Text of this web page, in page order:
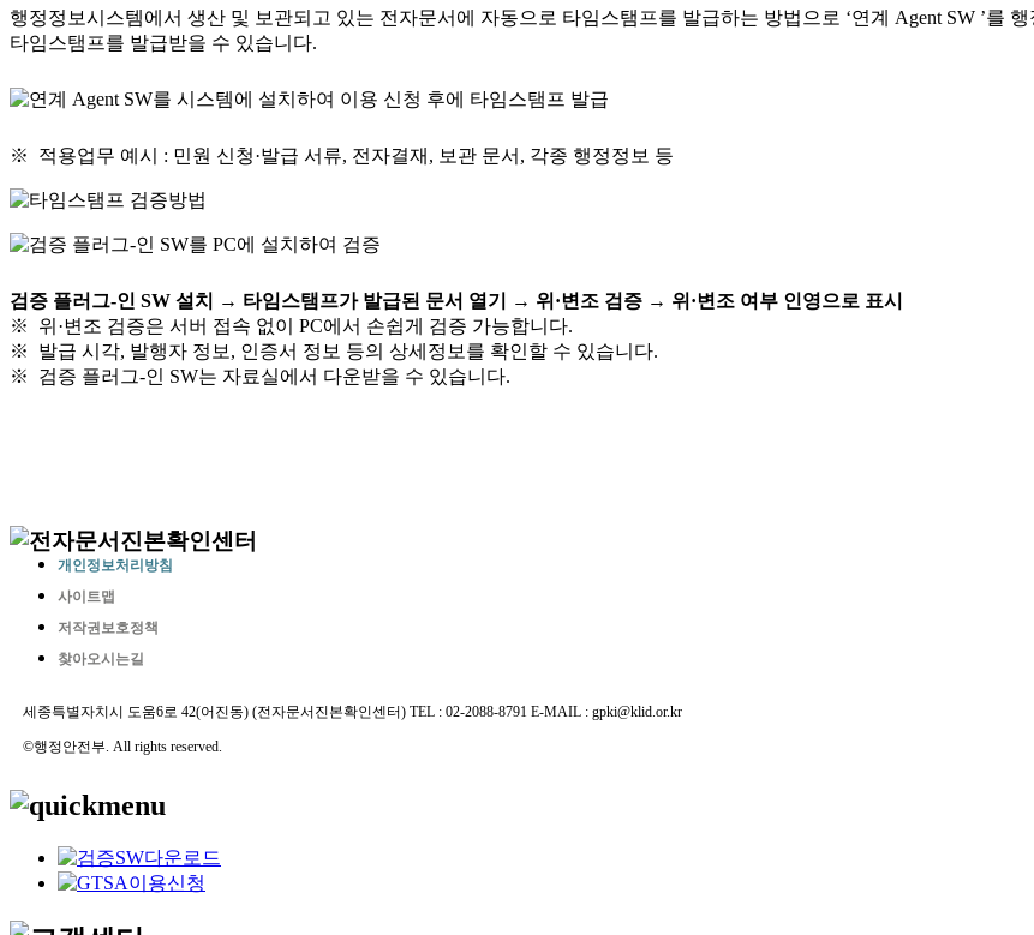
행정정보시스템에서 생산 및 보관되고 있는 전자문서에 자동으로 타임스탬프를 발급하는 방법으로 ‘연계 Agent SW ’를
타임스탬프를 발급받을 수 있습니다.
※ 적용업무 예시 : 민원 신청·발급 서류, 전자결재, 보관 문서, 각종 행정정보 등
검증 플러그-인 SW 설치 → 타임스탬프가 발급된 문서 열기 → 위·변조 검증 → 위·변조 여부 인영으로 표시
※ 위·변조 검증은 서버 접속 없이 PC에서 손쉽게 검증 가능합니다.
※ 발급 시각, 발행자 정보, 인증서 정보 등의 상세정보를 확인할 수 있습니다.
※ 검증 플러그-인 SW는 자료실에서 다운받을 수 있습니다.
개인정보처리방침
사이트맵
저작권보호정책
찾아오시는길
세종특별자치시 도움6로 42(어진동) (전자문서진본확인센터) TEL : 02-2088-8791 E-MAIL : gpki@klid.or.kr
©행정안전부. All rights reserved.